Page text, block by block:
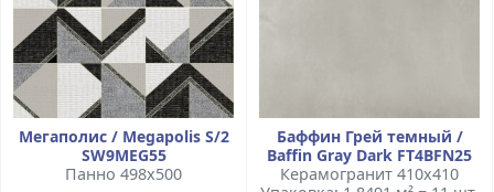
Мегаполис / Megapolis S/2
SW9MEG55
Панно 498x500
Баффин Грей темный /
Baffin Gray Dark FT4BFN25
Керамогранит 410x410